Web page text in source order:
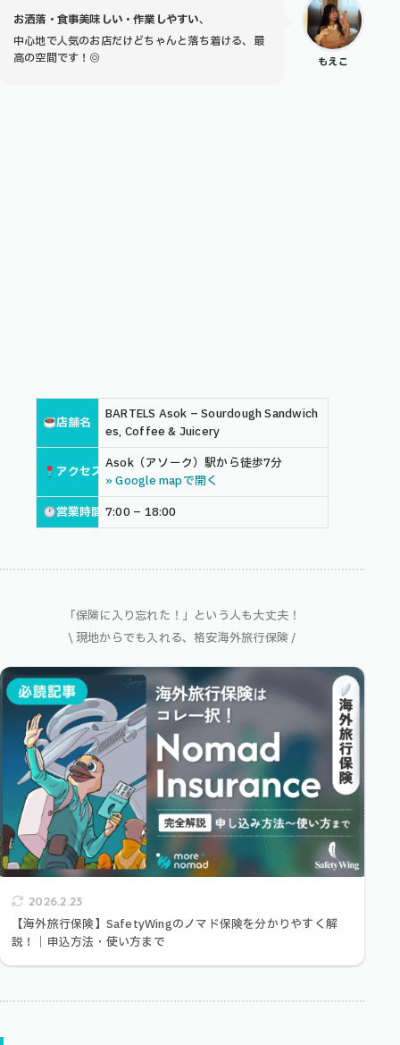
もえこ
お洒落・食事美味しい・作業しやすい、
中心地で人気のお店だけどちゃんと落ち着ける、最
高の空間です！◎
店舗名
BARTELS Asok – Sourdough Sandwich
es, Coffee & Juicery
アクセス Asok（アソーク）駅から徒歩7分
» Google mapで開く
営業時間 7:00 – 18:00
「保険に入り忘れた！」という人も大丈夫！
\ 現地からでも入れる、格安海外旅行保険 /
2026.2.23
【海外旅行保険】SafetyWingのノマド保険を分かりやすく解
説！｜申込方法・使い方まで